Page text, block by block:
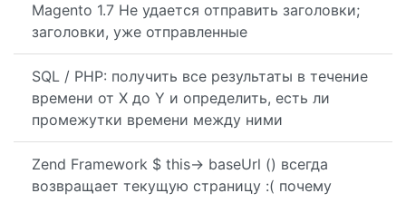
Magento 1.7 Не удается отправить заголовки;
заголовки, уже отправленные
SQL / PHP: получить все результаты в течение
времени от X до Y и определить, есть ли
промежутки времени между ними
Zend Framework $ this-> baseUrl () всегда
возвращает текущую страницу :( почему